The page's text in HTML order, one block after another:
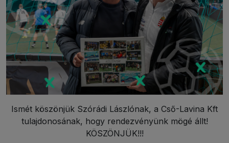
Ismét köszönjük Szórádi Lászlónak, a Cső-Lavina Kft
tulajdonosának, hogy rendezvényünk mögé állt!
KÖSZÖNJÜK!!!